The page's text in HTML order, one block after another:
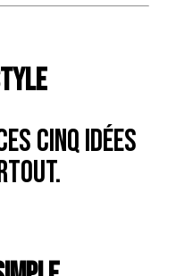
cinq idées